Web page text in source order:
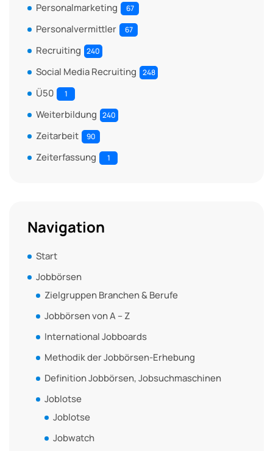
Personalmarketing 67
Personalvermittler 67
Recruiting 240
Social Media Recruiting 248
Ü50 1
Weiterbildung 240
Zeitarbeit 90
Zeiterfassung 1
Navigation
Start
Jobbörsen
Zielgruppen Branchen & Berufe
Jobbörsen von A – Z
International Jobboards
Methodik der Jobbörsen-Erhebung
Definition Jobbörsen, Jobsuchmaschinen
Joblotse
Joblotse
Jobwatch